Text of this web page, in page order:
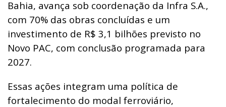
Bahia, avança sob coordenação da Infra S.A.,
com 70% das obras concluídas e um
investimento de R$ 3,1 bilhões previsto no
Novo PAC, com conclusão programada para
2027.
Essas ações integram uma política de
fortalecimento do modal ferroviário,